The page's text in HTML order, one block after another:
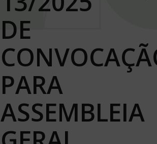
DE
PARA
ASSEMBLEIA